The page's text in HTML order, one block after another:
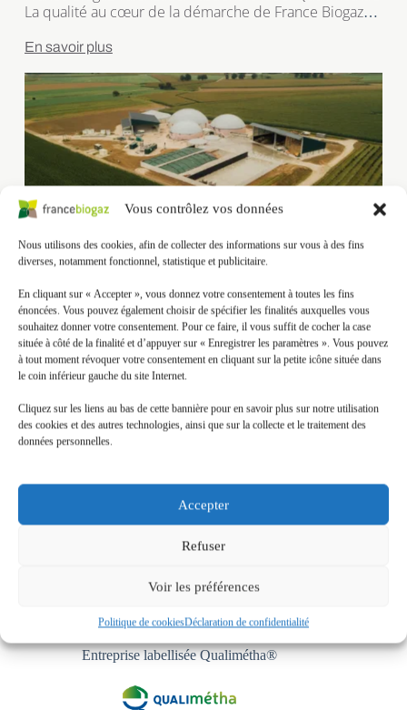
Vous contrôlez vos données
Nous utilisons des cookies, afin de collecter des informations sur vous à des fins
diverses, notamment fonctionnel, statistique et publicitaire.
En cliquant sur « Accepter », vous donnez votre consentement à toutes les fins
énoncées. Vous pouvez également choisir de spécifier les finalités auxquelles vous
souhaitez donner votre consentement. Pour ce faire, il vous suffit de cocher la case
située à côté de la finalité et d’appuyer sur « Enregistrer les paramètres ». Vous pouvez
à tout moment révoquer votre consentement en cliquant sur la petite icône située dans
le coin inférieur gauche du site Internet.
Cliquez sur les liens au bas de cette bannière pour en savoir plus sur notre utilisation
des cookies et des autres technologies, ainsi que sur la collecte et le traitement des
données personnelles.
Accepter
Refuser
Voir les préférences
Politique de cookiesDéclaration de confidentialité
La qualité au cœur de la démarche de France Biogaz
Qualimétha® (Référentiel 8.5) depuis le 16 Septembre
pour une durée de trois ans. Cette labellisation vise à
améliorer les performances du secteur. Elle illustre
parfaitement […]
En savoir plus
SAS METHA GAZ – Démarrage de
l’injection sur le réseau
16 septembre 2019
SAS METHA GAZ – Démarrage de l’injection sur le
réseau Plus de gaz vert sur le réseau de gaz naturel
!Mardi 19 octobre, la SAS METHA GAZ a injecté ses
gazier exploité par GRDF, après un peu plus d’un an de
travaux. L’installation va permettre de traiter […]
Entreprise labellisée Qualimétha®